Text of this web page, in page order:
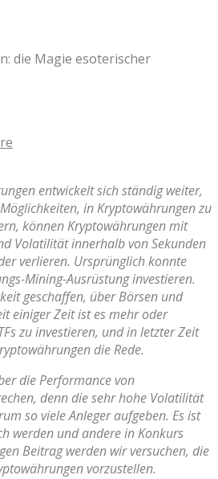
die Magie esoterischer
entwickelt sich ständig weiter,
in Kryptowährungen zu
können Kryptowährungen mit
Volatilität innerhalb von Sekunden
verlieren. Ursprünglich konnte
Mining-Ausrüstung investieren.
geschaffen, über Börsen und
einiger Zeit ist es mehr oder
zu investieren, und in letzter Zeit
die Rede.
die Performance von
denn die sehr hohe Volatilität
so viele Anleger aufgeben. Es ist
werden und andere in Konkurs
Beitrag werden wir versuchen, die
vorzustellen.